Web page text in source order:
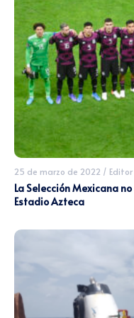
25 de marzo de 2022 / Editor
La Selección Mexicana
Estadio Azteca